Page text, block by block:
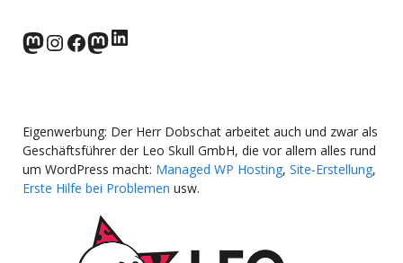
norden.social
Instagram
Facebook
wp-punks.social
LinkedIn
Eigenwerbung: Der Herr Dobschat arbeitet auch und zwar als
Geschäftsführer der Leo Skull GmbH, die vor allem alles rund
um WordPress macht: Managed WP Hosting, Site-Erstellung,
Erste Hilfe bei Problemen usw.